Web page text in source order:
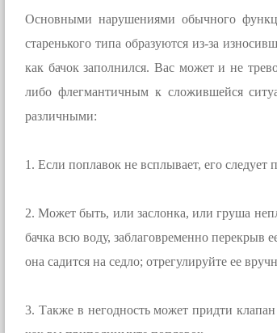
Основными нарушениями обычного
старенького типа образуются из-за
как бачок заполнился. Вас может и не
либо флегмантичным к сложившейся
различными:
1. Если поплавок не всплывает, его следует
2. Может быть, или заслонка, или груша
бачка всю воду, заблаговременно перекрыв
она садится на седло; отрегулируйте ее
3. Также в негодность может придти